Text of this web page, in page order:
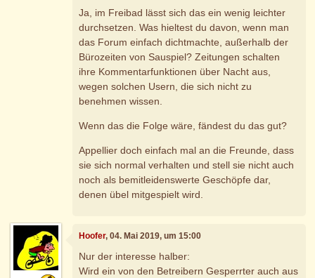
Ja, im Freibad lässt sich das ein wenig leichter
durchsetzen. Was hieltest du davon, wenn man
das Forum einfach dichtmachte, außerhalb der
Bürozeiten von Sauspiel? Zeitungen schalten
ihre Kommentarfunktionen über Nacht aus,
wegen solchen Usern, die sich nicht zu
benehmen wissen.
Wenn das die Folge wäre, fändest du das gut?
Appellier doch einfach mal an die Freunde, dass
sie sich normal verhalten und stell sie nicht auch
noch als bemitleidenswerte Geschöpfe dar,
denen übel mitgespielt wird.
Hoofer, 04. Mai 2019, um 15:00
Nur der interesse halber:
Wird ein von den Betreibern Gesperrter auch aus